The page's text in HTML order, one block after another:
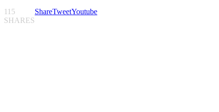
115
SHARES
ShareTweetYoutube